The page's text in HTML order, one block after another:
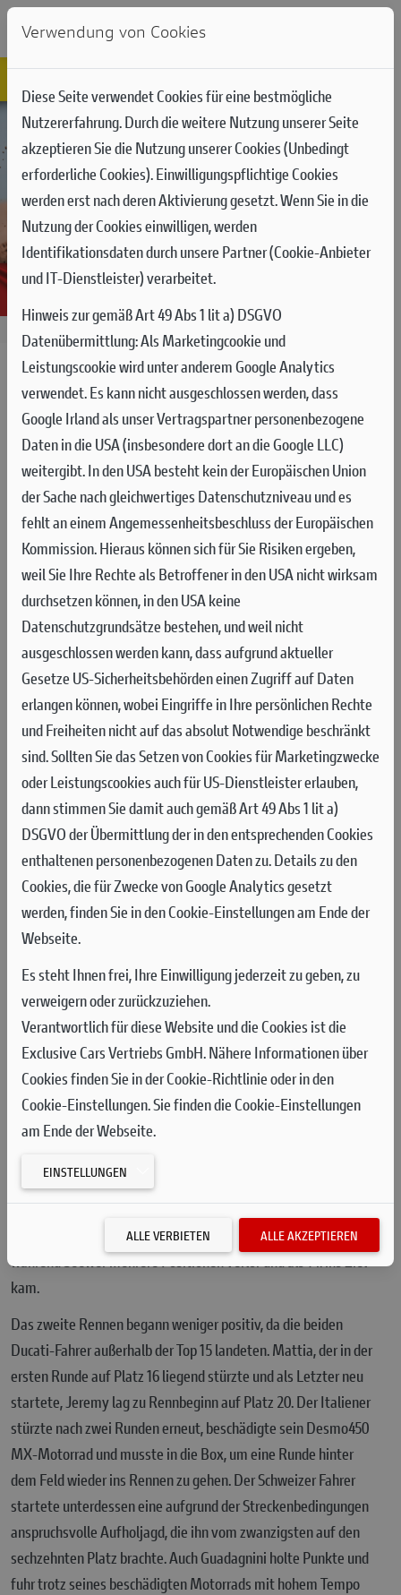
MXGP RUNDE 18 IN AFYON: TOP-10
FÜR GUADAGNINI IN RENNEN 1
Der Große Preis der Türkei, die 18. Runde der MXGP-Saison 2025, war der
Auftakt zum diesjährigen Triple-Header von Afyon über China nach
Australien führen wird, wo die erste vollständige Saison der Desmo
450MX in der FIM Motocross-Weltmeisterschaft zu Ende geht.
250 Kilometer von der Hauptstadt Ankara und 400 Kilometer
von Istanbul entfernt, fand auf der Rennstrecke von
Afyonkarahisar die achtzehnte Runde der FIM Motocross-
Weltmeisterschaft statt, dem MXGP Turkish Grand Prix. Die
1.725 Meter lange Strecke von Afyon wurde inmitten eines
Thermalbad-Resorts auf einem Plateau in etwa 1.000 Metern
Höhe über dem Meeresspiegel angelegt und ist dafür bekannt,
selbst die leistungsstarken Motoren der 450-ccm-Maschinen
auf eine harte Probe zu stellen. Sie zeichnet sich durch hartes,
kompaktes Gelände mit tiefen Spurrillen aus.
Nachdem sie im freien Training die 14. und 11. schnellste Zeit
gefahren waren, starteten Mattia Guadagnini und Jeremy
Seewer als 14. und 17. in das drittletzte Qualifikationsrennen
der Saison. Nach der ersten Kurve lag der Schweizer Fahrer vor
seinem Teamkollegen auf Platz 16. In der fünften Runde,
nachdem beide eine Position gutgemacht hatten, gelang es
Mattia, Jeremy zu überholen und das 12-Runden-Rennen als
15. vor seinem Teamkollegen zu beenden.
Zu Beginn des ersten Rennens am Sonntag legten Jeremy
Seewer und Mattia Guadagnini einen starken Start hin und
belegten die Plätze neun und elf. Sie lieferten in der hektischen
Anfangsphase des Rennens auf hartem, tückischem Terrain mit
wenig Grip einen harten Kampf mit den Konkurrenten.
Guadagnini nutzte das anfängliche Chaos des Rennens,
überholte seinen Teamkollegen und schob sich schnell auf den
zehnten Platz vor, auf dem er das erste Rennen beendete,
während Seewer mehrere Positionen verlor und als 14. ins Ziel
kam.
Das zweite Rennen begann weniger positiv, da die beiden
Ducati-Fahrer außerhalb der Top 15 landeten. Mattia, der in der
ersten Runde auf Platz 16 liegend stürzte und als Letzter neu
startete, Jeremy lag zu Rennbeginn auf Platz 20. Der Italiener
stürzte nach zwei Runden erneut, beschädigte sein Desmo450
MX-Motorrad und musste in die Box, um eine Runde hinter
dem Feld wieder ins Rennen zu gehen. Der Schweizer Fahrer
startete unterdessen eine aufgrund der Streckenbedingungen
anspruchsvolle Aufholjagd, die ihn vom zwanzigsten auf den
sechzehnten Platz brachte. Auch Guadagnini holte Punkte und
fuhr trotz seines beschädigten Motorrads mit hohem Tempo
Verwendung von Cookies
Diese Seite verwendet Cookies für eine bestmögliche
Nutzererfahrung. Durch die weitere Nutzung unserer Seite
akzeptieren Sie die Nutzung unserer Cookies (Unbedingt
erforderliche Cookies). Einwilligungspflichtige Cookies
werden erst nach deren Aktivierung gesetzt. Wenn Sie in die
Nutzung der Cookies einwilligen, werden
Identifikationsdaten durch unsere Partner (Cookie-Anbieter
und IT-Dienstleister) verarbeitet.
Hinweis zur gemäß Art 49 Abs 1 lit a) DSGVO
Datenübermittlung:Als Marketingcookie und
Leistungscookie wird unter anderem Google Analytics
verwendet. Es kann nicht ausgeschlossen werden, dass
Google Irland als unser Vertragspartner personenbezogene
Daten in die USA (insbesondere dort an die Google LLC)
weitergibt. In den USA besteht kein der Europäischen Union
der Sache nach gleichwertiges Datenschutzniveau und es
fehlt an einem Angemessenheitsbeschluss der Europäischen
Kommission. Hieraus können sich für Sie Risiken ergeben,
weil Sie Ihre Rechte als Betroffener in den USA nicht wirksam
durchsetzen können, in den USA keine
Datenschutzgrundsätze bestehen, und weil nicht
ausgeschlossen werden kann, dass aufgrund aktueller
Gesetze US-Sicherheitsbehörden einen Zugriff auf Daten
erlangen können, wobei Eingriffe in Ihre persönlichen Rechte
und Freiheiten nicht auf das absolut Notwendige beschränkt
sind.Sollten Sie das Setzen von Cookies für Marketingzwecke
oder Leistungscookies auch für US-Dienstleister erlauben,
dann stimmen Sie damit auch gemäß Art 49 Abs 1 lit a)
DSGVO der Übermittlung der in den entsprechenden Cookies
enthaltenen personenbezogenen Daten zu. Details zu den
Cookies, die für Zwecke von Google Analytics gesetzt
werden, finden Sie in den Cookie-Einstellungen am Ende der
Webseite.
Es steht Ihnen frei, Ihre Einwilligung jederzeit zu geben, zu
verweigern oder zurückzuziehen.
Verantwortlich für diese Website und die Cookies ist die
Exclusive Cars Vertriebs GmbH. Nähere Informationen über
Cookies finden Sie in der Cookie-Richtlinie oder in den
Cookie-Einstellungen. Sie finden die Cookie-Einstellungen
am Ende der Webseite.
EINSTELLUNGEN
ALLE VERBIETEN ALLE AKZEPTIEREN